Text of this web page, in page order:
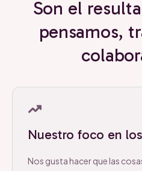
Son el
pensamos,
Nuestro foco en
Nos gusta hacer que las